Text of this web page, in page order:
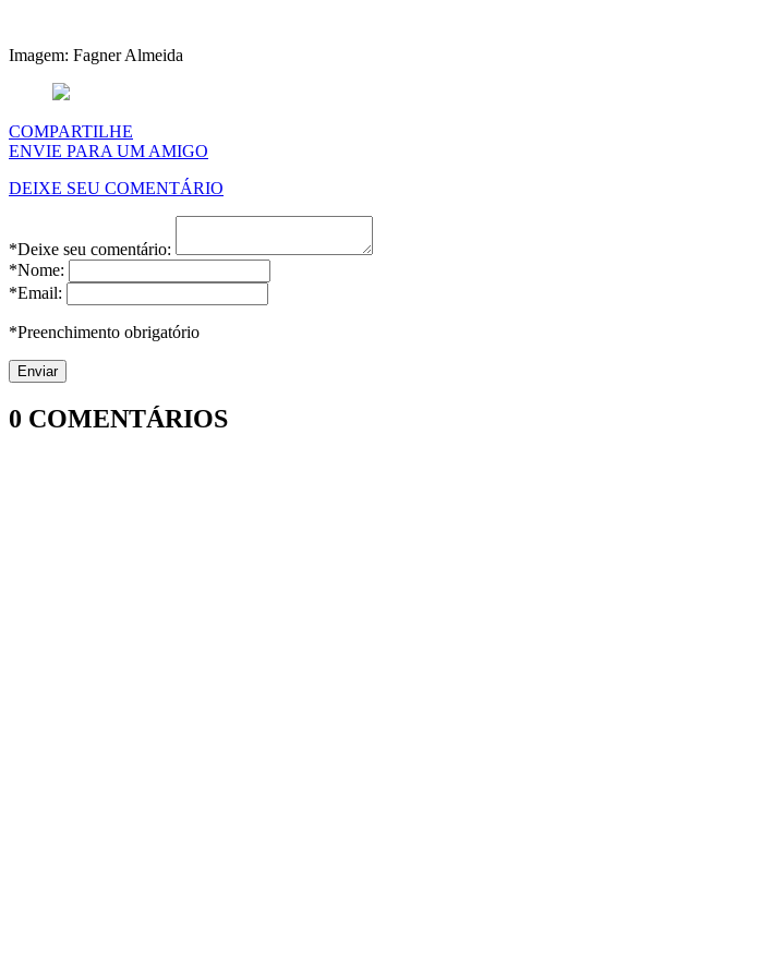
Imagem: Fagner Almeida
COMPARTILHE
ENVIE PARA UM AMIGO
DEIXE SEU COMENTÁRIO
*Deixe seu comentário:
*Nome:
*Email:
*Preenchimento obrigatório
0 COMENTÁRIOS